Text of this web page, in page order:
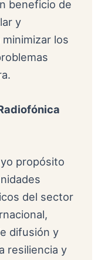
beneficio de
y
los
propósito
del sector
difusión y
resiliencia y